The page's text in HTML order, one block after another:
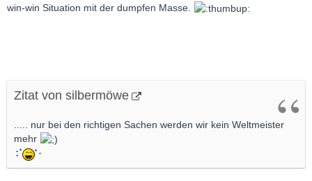
win-win Situation mit der dumpfen Masse.
Zitat von silbermöwe
..... nur bei den richtigen Sachen werden wir kein Weltmeister
mehr